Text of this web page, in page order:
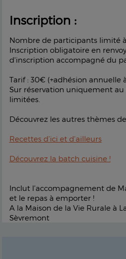
Inscription :
Nombre de participants limité à
Inscription obligatoire en
d'inscription accompagné du
Tarif : 30€ (+adhésion annuelle
Sur réservation uniquement au
limitées.
Découvrez les autres thèmes
Recettes d’ici et d’ailleurs
Découvrez la batch cuisine !
Inclut l’accompagnement de
et le repas à emporter !
A la Maison de la Vie Rurale à
Sèvremont